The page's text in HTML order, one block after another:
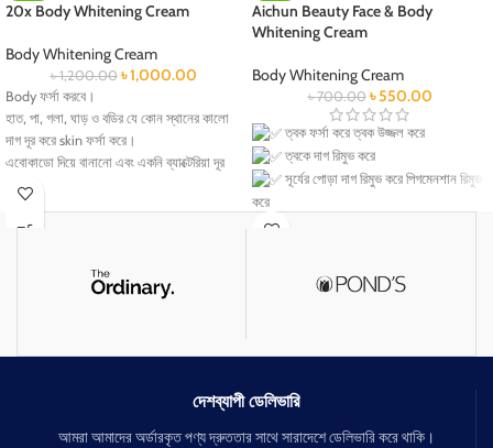
20x Body Whitening Cream
Body Whitening Cream
৳1,200.00 ৳1,000.00
Body ফর্সা করবে।
হাত, পা, গলা, ঘাড় ও বডির যে কোন স্থানের কালো
দাগ দূর করে skin ফর্সা করে।
এবোকাডো দিয়ে বানানো এবং একনি ব্যাক্টেরিয়া দূর
করে।
কোনো প্রকার সাইড ইফেক্ট নেই।
Aichun Beauty Face & Body
Whitening Cream
Body Whitening Cream
৳700.00 ৳550.00
ত্বক ফর্সা করে ত্বক উজ্জল করে
ত্বকে দাগ রিমুভ করে
সূর্যের পোড়া দাগ রিমুভ করে পিগমেনশান রিমুভ
করে
ত্বক মসৃণ করে
যে কোন দাগ বা ঘা ফাসড়া থাকলেও চলে যাবে
দেশব্যাপী ডেলিভারি
আমরা আমাদের অর্ডারকৃত পণ্য দ্রুততার সাথে সারাদেশে ডেলিভারি করে থাকি।